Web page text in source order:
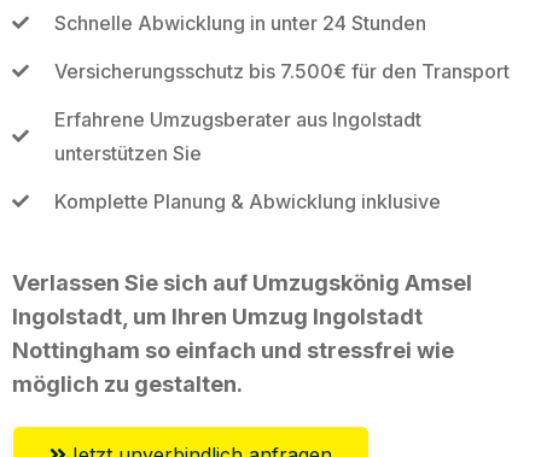
Schnelle Abwicklung in unter 24 Stunden
Versicherungsschutz bis 7.500€ für den Transport
Erfahrene Umzugsberater aus Ingolstadt
unterstützen Sie
Komplette Planung & Abwicklung inklusive
Verlassen Sie sich auf Umzugskönig Amsel
Ingolstadt, um Ihren Umzug Ingolstadt
Nottingham so einfach und stressfrei wie
möglich zu gestalten.